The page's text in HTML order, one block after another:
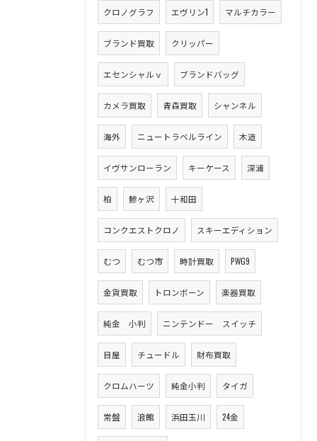
クロノグラフ エヴリン1 マルチカラー
ブランド買取 クリッパー
エセンシャルｖ ブランドバッグ
カメラ買取 青森買取 シャンネル
海外 ニュートラベルライン 木造
イヴサンローラン キーケース 深浦
柏 鯵ヶ沢 十和田
コンクエストクロノ スキーエディション
むつ むつ市 時計買取 PWG9
金貨買取 トロンボーン 楽器買取
純金 小判 ニンテンドー スイッチ
目屋 チュードル 財布買取
クロムハーツ 純金小判 タイガ
常盤 浪館 浜田玉川 24金